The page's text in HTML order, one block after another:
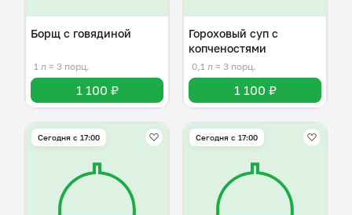
Борщ с говядиной
1 л ≈ 3 порц.
1 100 ₽
Гороховый суп с
копченостями
0,1 л ≈ 3 порц.
1 100 ₽
Сегодня с 17:00 Сегодня с 17:00